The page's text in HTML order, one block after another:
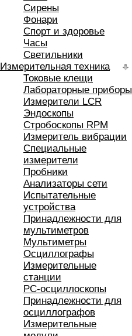
Сирены
Фонари
Спорт и здоровье
Часы
Светильники
Измерительная техника
Токовые клещи
Лабораторные приборы
Измерители LCR
Эндоскопы
Стробоскопы RPM
Измеритель вибрации
Специальные
измерители
Пробники
Анализаторы сети
Испытательные
устройства
Принадлежности для
мультиметров
Мультиметры
Осциллографы
Измерительные
станции
РС-осциллоскопы
Принадлежности для
осциллографов
Измерительные